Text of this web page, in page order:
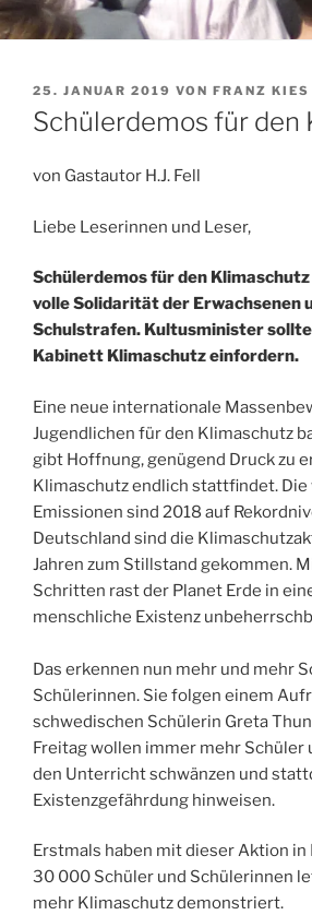
VERÖFFENTLICHT
AM
25. JANUAR 2019 VON FRANZ KIES
Schülerdemos für den
von Gastautor H.J. Fell
Liebe Leserinnen und Leser,
Schülerdemos für den
volle Solidarität der Erwachsenen
Schulstrafen. Kultusminister
Kabinett Klimaschutz einfordern.
Eine neue internationale
Jugendlichen für den Klimaschutz
gibt Hoffnung, genügend Druck zu
Klimaschutz endlich stattfindet.
Emissionen sind 2018 auf
Deutschland sind die
Jahren zum Stillstand gekommen.
Schritten rast der Planet Erde in
menschliche Existenz
Das erkennen nun mehr und mehr
Schülerinnen. Sie folgen einem
schwedischen Schülerin Greta
Freitag wollen immer mehr Schüler
den Unterricht schwänzen und
Existenzgefährdung hinweisen.
Erstmals haben mit dieser Aktion
30 000 Schüler und Schülerinnen
mehr Klimaschutz demonstriert.